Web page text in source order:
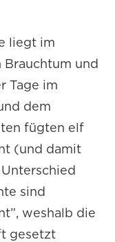
liegt im
Brauchtum und
Tage im
dem
fügten elf
(und damit
sind
weshalb die
gesetzt